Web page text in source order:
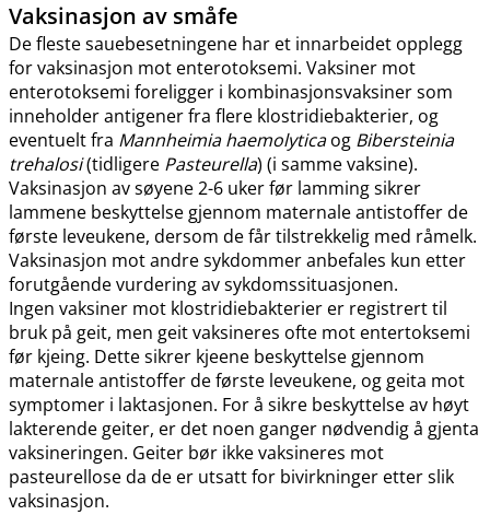
Vaksinasjon av småfe
De fleste sauebesetningene har et innarbeidet opplegg
for vaksinasjon mot enterotoksemi. Vaksiner mot
enterotoksemi foreligger i kombinasjonsvaksiner som
inneholder antigener fra flere klostridiebakterier, og
eventuelt fra Mannheimia haemolyticaog Bibersteinia
trehalosi(tidligere Pasteurella) (i samme vaksine).
Vaksinasjon av søyene 2-6 uker før lamming sikrer
lammene beskyttelse gjennom maternale antistoffer de
første leveukene, dersom de får tilstrekkelig med råmelk.
Vaksinasjon mot andre sykdommer anbefales kun etter
forutgående vurdering av sykdomssituasjonen.
Ingen vaksiner mot klostridiebakterier er registrert til
bruk på geit, men geit vaksineres ofte mot entertoksemi
før kjeing. Dette sikrer kjeene beskyttelse gjennom
maternale antistoffer de første leveukene, og geita mot
symptomer i laktasjonen. For å sikre beskyttelse av høyt
lakterende geiter, er det noen ganger nødvendig å gjenta
vaksineringen. Geiter bør ikke vaksineres mot
pasteurellose da de er utsatt for bivirkninger etter slik
vaksinasjon.